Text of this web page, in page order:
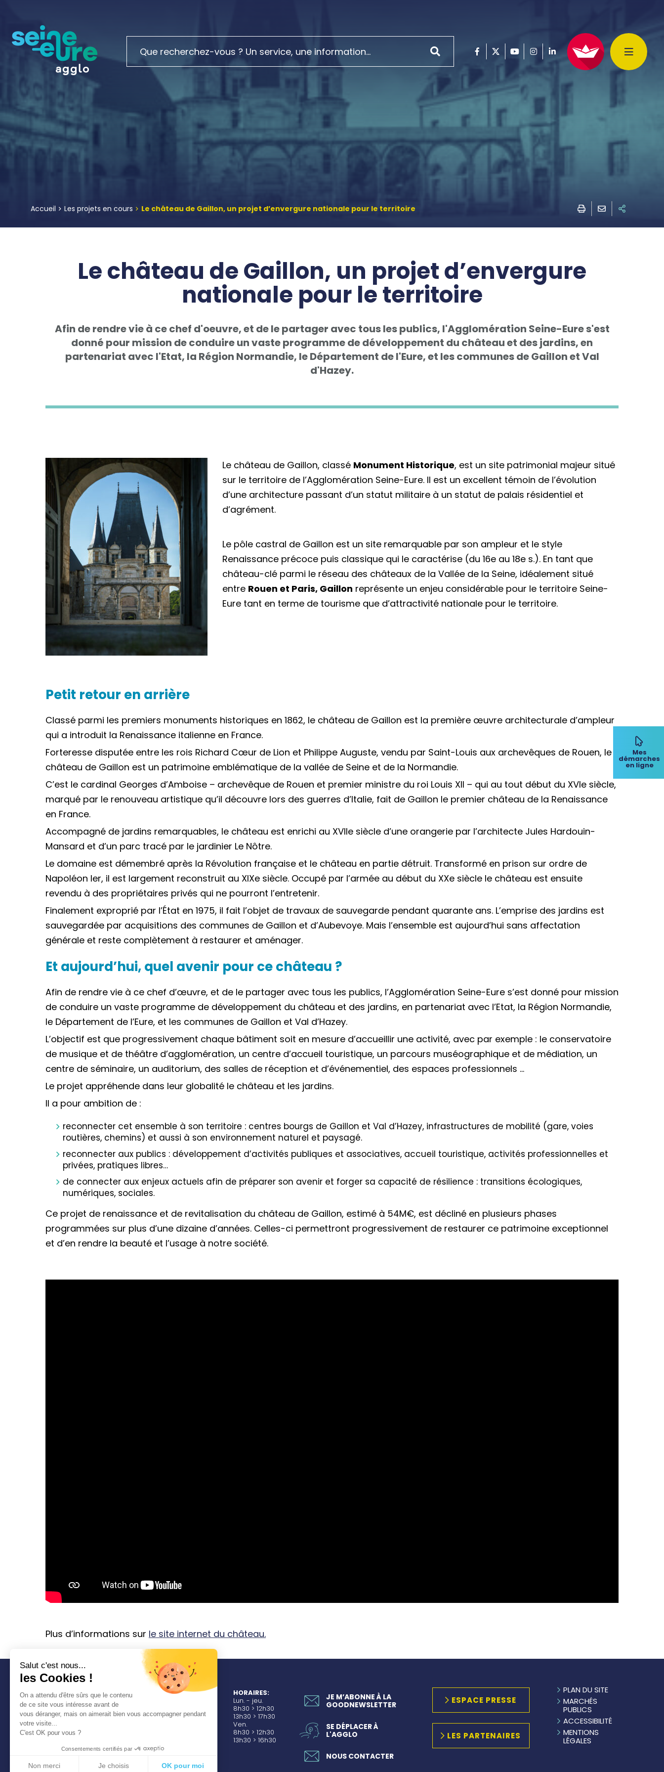
Salut c'est nous...
les Cookies !
On a attendu d'être sûrs que le contenu
de ce site vous intéresse avant de
vous déranger, mais on aimerait bien vous accompagner pendant
votre visite...
C'est OK pour vous ?
Consentements certifiés par
Non merci Je choisis OK pour moi
Mes
démarches
en ligne
Accueil Les projets en cours Le château de Gaillon, un projet d’envergure nationale pour le territoire
Le château de Gaillon, un projet d’envergure
nationale pour le territoire
Afin de rendre vie à ce chef d'oeuvre, et de le partager avec tous les publics, l'Agglomération Seine-Eure s'est
donné pour mission de conduire un vaste programme de développement du château et des jardins, en
partenariat avec l'Etat, la Région Normandie, le Département de l'Eure, et les communes de Gaillon et Val
d'Hazey.
Le château de Gaillon, classé Monument Historique, est un site patrimonial majeur situé
sur le territoire de l’Agglomération Seine-Eure. Il est un excellent témoin de l’évolution
d’une architecture passant d’un statut militaire à un statut de palais résidentiel et
d’agrément.
Le pôle castral de Gaillon est un site remarquable par son ampleur et le style
Renaissance précoce puis classique qui le caractérise (du 16e au 18e s.). En tant que
château-clé parmi le réseau des châteaux de la Vallée de la Seine, idéalement situé
entre Rouen et Paris, Gaillon représente un enjeu considérable pour le territoire Seine-
Eure tant en terme de tourisme que d’attractivité nationale pour le territoire.
Petit retour en arrière
Classé parmi les premiers monuments historiques en 1862, le château de Gaillon est la première œuvre architecturale d’ampleur
qui a introduit la Renaissance italienne en France.
Forteresse disputée entre les rois Richard Cœur de Lion et Philippe Auguste, vendu par Saint-Louis aux archevêques de Rouen, le
château de Gaillon est un patrimoine emblématique de la vallée de Seine et de la Normandie.
C’est le cardinal Georges d’Amboise – archevêque de Rouen et premier ministre du roi Louis XII – qui au tout début du XVIe siècle,
marqué par le renouveau artistique qu’il découvre lors des guerres d’Italie, fait de Gaillon le premier château de la Renaissance
en France.
Accompagné de jardins remarquables, le château est enrichi au XVIIe siècle d’une orangerie par l’architecte Jules Hardouin-
Mansard et d’un parc tracé par le jardinier Le Nôtre.
Le domaine est démembré après la Révolution française et le château en partie détruit. Transformé en prison sur ordre de
Napoléon Ier, il est largement reconstruit au XIXe siècle. Occupé par l’armée au début du XXe siècle le château est ensuite
revendu à des propriétaires privés qui ne pourront l’entretenir.
Finalement exproprié par l’État en 1975, il fait l’objet de travaux de sauvegarde pendant quarante ans. L’emprise des jardins est
sauvegardée par acquisitions des communes de Gaillon et d’Aubevoye. Mais l’ensemble est aujourd’hui sans affectation
générale et reste complètement à restaurer et aménager.
Et aujourd’hui, quel avenir pour ce château ?
Afin de rendre vie à ce chef d’œuvre, et de le partager avec tous les publics, l’Agglomération Seine-Eure s’est donné pour mission
de conduire un vaste programme de développement du château et des jardins, en partenariat avec l’Etat, la Région Normandie,
le Département de l’Eure, et les communes de Gaillon et Val d’Hazey.
L’objectif est que progressivement chaque bâtiment soit en mesure d’accueillir une activité, avec par exemple : le conservatoire
de musique et de théâtre d’agglomération, un centre d’accueil touristique, un parcours muséographique et de médiation, un
centre de séminaire, un auditorium, des salles de réception et d’événementiel, des espaces professionnels …
Le projet appréhende dans leur globalité le château et les jardins.
Il a pour ambition de :
reconnecter cet ensemble à son territoire : centres bourgs de Gaillon et Val d’Hazey, infrastructures de mobilité (gare, voies
routières, chemins) et aussi à son environnement naturel et paysagé.
reconnecter aux publics : développement d’activités publiques et associatives, accueil touristique, activités professionnelles et
privées, pratiques libres…
de connecter aux enjeux actuels afin de préparer son avenir et forger sa capacité de résilience : transitions écologiques,
numériques, sociales.
Ce projet de renaissance et de revitalisation du château de Gaillon, estimé à 54M€, est décliné en plusieurs phases
programmées sur plus d’une dizaine d’années. Celles-ci permettront progressivement de restaurer ce patrimoine exceptionnel
et d’en rendre la beauté et l’usage à notre société.
Plus d’informations sur le site internet du château.
COMMUNAUTÉ
SEINE-EURE
Tél. : 02 32 50 85 50
HORAIRES:
Lun. - jeu.
8h30 > 12h30
13h30 > 17h30
Ven.
8h30 > 12h30
13h30 > 16h30
JE M’ABONNE À LA
GOODNEWSLETTER
SE DÉPLACER À
L'AGGLO
NOUS CONTACTER
ESPACE PRESSE
LES PARTENAIRES
PLAN DU SITE
MARCHÉS
PUBLICS
ACCESSIBILITÉ
MENTIONS
LÉGALES